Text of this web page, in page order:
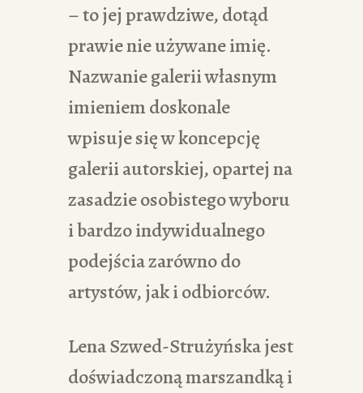
– to jej prawdziwe, dotąd
prawie nie używane imię.
Nazwanie galerii własnym
imieniem doskonale
wpisuje się w koncepcję
galerii autorskiej, opartej na
zasadzie osobistego wyboru
i bardzo indywidualnego
podejścia zarówno do
artystów, jak i odbiorców.
Lena Szwed-Strużyńska jest
doświadczoną marszandką i